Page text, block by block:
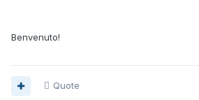
Benvenuto!
Quote